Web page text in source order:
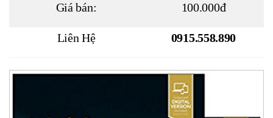
Giá bán: 100.000đ
Liên Hệ 0915.558.890